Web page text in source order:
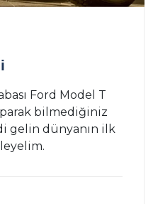
Ford Model T
bilmediğiniz
gelin dünyanın ilk